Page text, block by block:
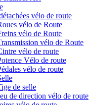
vélo de route
vélo de Route
vélo de Route
vélo de Route
vélo de route
Vélo de route
vélo de route
de selle
de direction vélo de route